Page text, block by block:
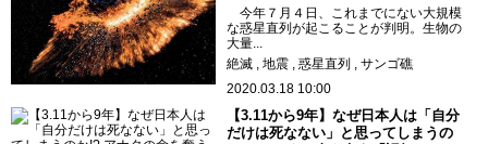
今年７月４日、これまでにない大規模
な惑星直列が起こることが判明。生物の
大量...
絶滅
地震 惑星直列
サンゴ礁
2020.03.18 10:00
【3.11から9年】なぜ日本人は「自分
だけは死なない」と思ってしまうの